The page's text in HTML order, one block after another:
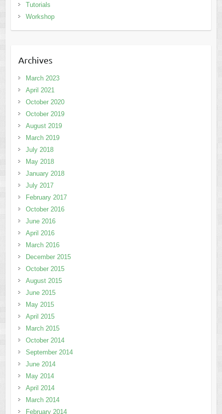
Tutorials
Workshop
Archives
March 2023
April 2021
October 2020
October 2019
August 2019
March 2019
July 2018
May 2018
January 2018
July 2017
February 2017
October 2016
June 2016
April 2016
March 2016
December 2015
October 2015
August 2015
June 2015
May 2015
April 2015
March 2015
October 2014
September 2014
June 2014
May 2014
April 2014
March 2014
February 2014